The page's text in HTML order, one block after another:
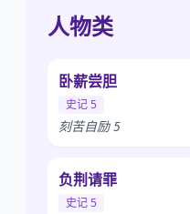
人物类
卧薪尝胆
史记 5
刻苦自励 5
负荆请罪
史记 5